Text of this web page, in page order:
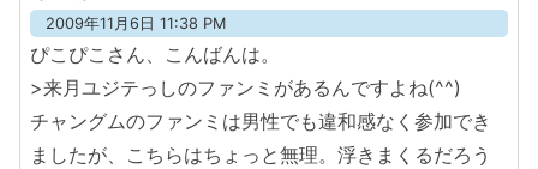
2009年11月6日 11:38 PM
ぴこぴこさん、こんばんは。
>来月ユジテっしのファンミがあるんですよね(^^)
チャングムのファンミは男性でも違和感なく参加でき
ましたが、こちらはちょっと無理。浮きまくるだろう